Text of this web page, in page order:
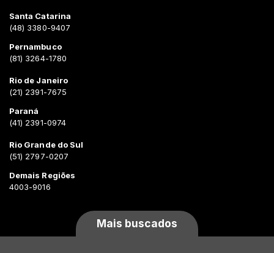
Santa Catarina
(48) 3380-9407
Pernambuco
(81) 3264-1780
Rio de Janeiro
(21) 2391-7675
Paraná
(41) 2391-0974
Rio Grande do Sul
(51) 2797-0207
Demais Regiões
4003-9016
Mais buscados